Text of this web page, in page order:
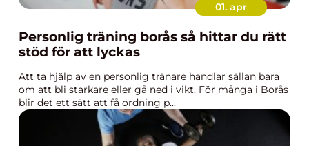
01. apr
Personlig träning borås så hittar du rätt
stöd för att lyckas
Att ta hjälp av en personlig tränare handlar sällan bara
om att bli starkare eller gå ned i vikt. För många i Borås
blir det ett sätt att få ordning p...